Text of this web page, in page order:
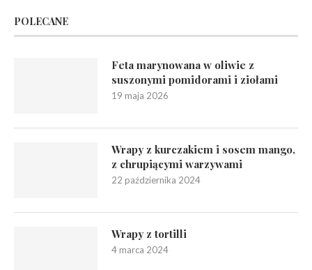
POLECANE
Feta marynowana w oliwie z
suszonymi pomidorami i ziołami
19 maja 2026
Wrapy z kurczakiem i sosem mango,
z chrupiącymi warzywami
22 października 2024
Wrapy z tortilli
4 marca 2024